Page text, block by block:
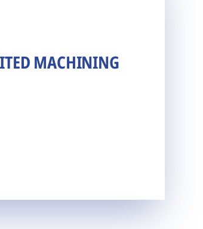
MACHINING